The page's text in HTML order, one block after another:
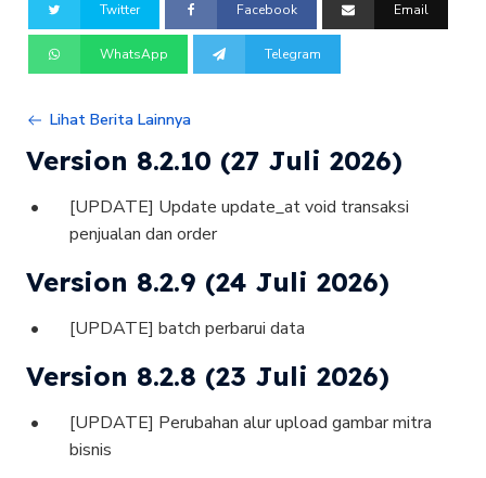
Twitter Facebook Email
WhatsApp Telegram
Lihat Berita Lainnya
Version 8.2.10 (27 Juli 2026)
[UPDATE] Update update_at void transaksi
penjualan dan order
Version 8.2.9 (24 Juli 2026)
[UPDATE] batch perbarui data
Version 8.2.8 (23 Juli 2026)
[UPDATE] Perubahan alur upload gambar mitra
bisnis